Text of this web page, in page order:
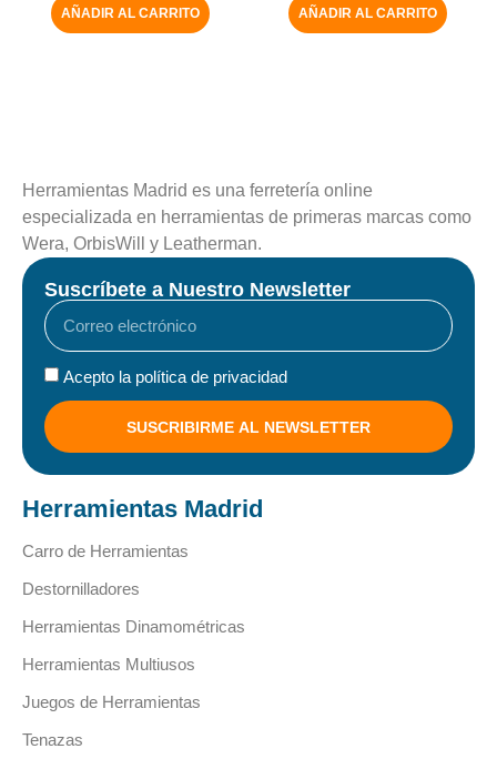
AÑADIR AL CARRITO AÑADIR AL CARRITO
Herramientas Madrid es una ferretería online
especializada en herramientas de primeras marcas como
Wera, OrbisWill y Leatherman.
Suscríbete a Nuestro Newsletter
Acepto la política de privacidad
SUSCRIBIRME AL NEWSLETTER
Herramientas Madrid
Carro de Herramientas
Destornilladores
Herramientas Dinamométricas
Herramientas Multiusos
Juegos de Herramientas
Tenazas